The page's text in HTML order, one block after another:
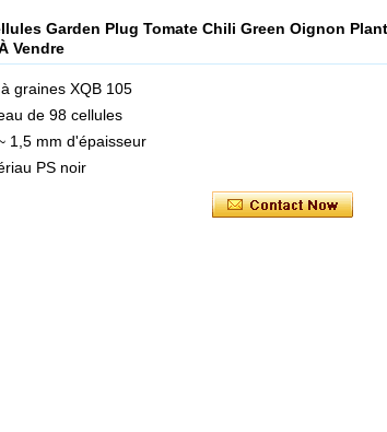
Garden Plug Tomate Chili Green Oignon
Vendre
graines XQB 105
de 98 cellules
1,5 mm d'épaisseur
PS noir